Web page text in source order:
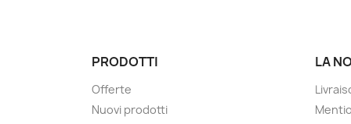
PRODOTTI
Offerte
Nuovi prodotti
LA